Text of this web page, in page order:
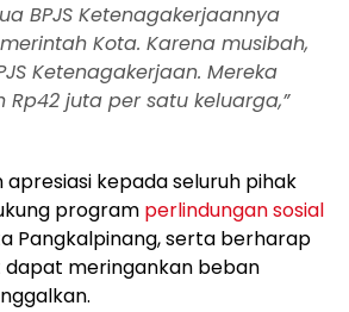
BPJS Ketenagakerjaannya
Kota. Karena musibah,
Ketenagakerjaan. Mereka
juta per satu keluarga,”
kepada seluruh pihak
program perlindungan sosial
Pangkalpinang, serta berharap
meringankan beban